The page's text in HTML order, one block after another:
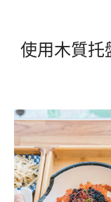
使用木質托